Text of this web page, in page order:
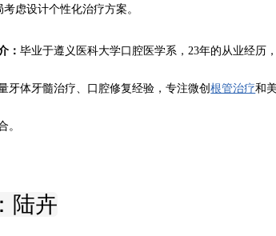
虑设计个性化治疗方案。
：毕业于遵义医科大学口腔医学系，23年的从业经历
牙体牙髓治疗、口腔修复经验，专注微创根管治疗和
。
陆卉